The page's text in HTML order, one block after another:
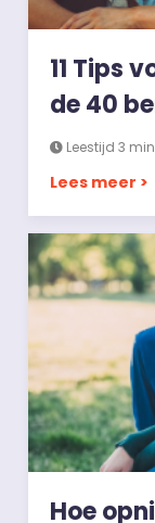
11 Tips
de 40
Leestijd 3
Lees meer >
Hoe